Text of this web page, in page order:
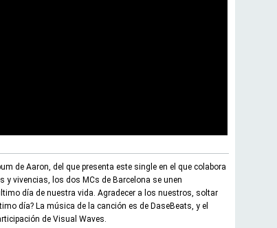
de Aaron, del que presenta este single en el que colabora
vivencias, los dos MCs de Barcelona se unen
día de nuestra vida. Agradecer a los nuestros, soltar
día? La música de la canción es de DaseBeats, y el
de Visual Waves.